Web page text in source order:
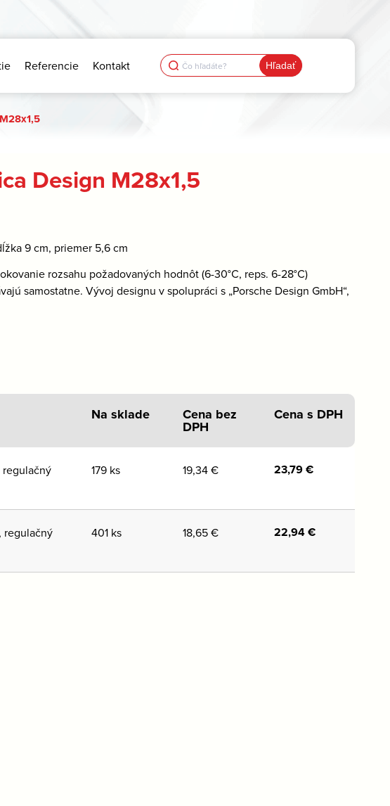
Referencie Kontakt Search
for:
Design M28x1,5
9 cm, priemer 5,6 cm
rozsahu požadovaných hodnôt (6-30°C, reps. 6-28°C)
samostatne. Vývoj designu v spolupráci s „Porsche Design GmbH“,
Na sklade Cena bez
DPH
Cena s DPH
regulačný
179 ks 19,34€ 23,79€
regulačný
401 ks 18,65€ 22,94€